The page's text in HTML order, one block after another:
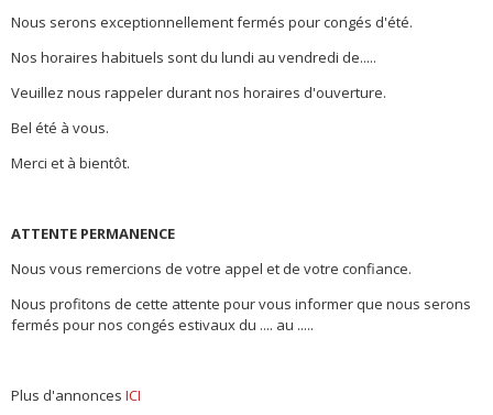
Nous serons exceptionnellement fermés pour congés d'été.
Nos horaires habituels sont du lundi au vendredi de.....
Veuillez nous rappeler durant nos horaires d'ouverture.
Bel été à vous.
Merci et à bientôt.
ATTENTE PERMANENCE
Nous vous remercions de votre appel et de votre confiance.
Nous profitons de cette attente pour vous informer que nous serons
fermés pour nos congés estivaux du .... au .....
Plus d'annonces ICI